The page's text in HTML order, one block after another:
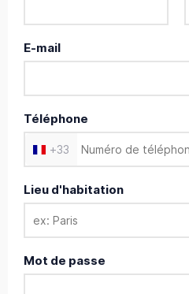
E-mail
Téléphone
+33
Lieu d'habitation
Mot de passe